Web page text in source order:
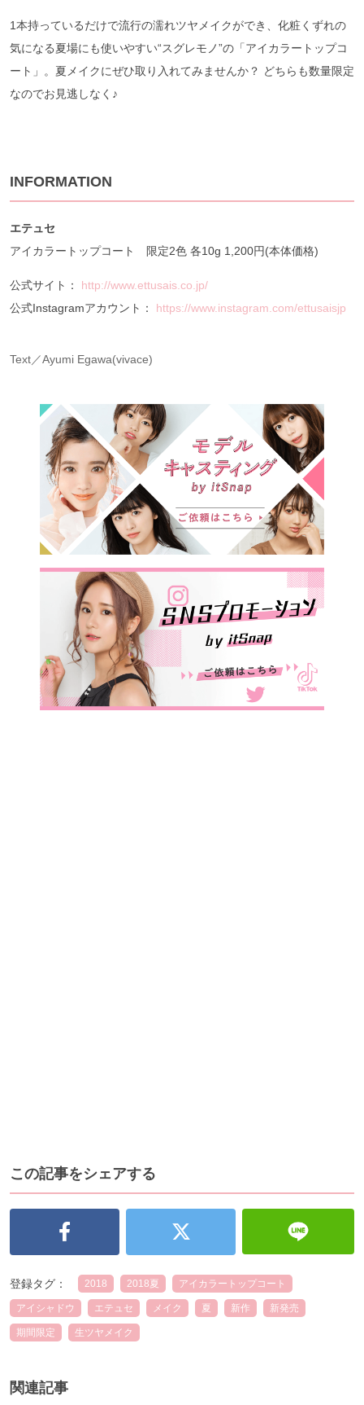
1本持っているだけで流行の濡れツヤメイクができ、化粧くずれの
気になる夏場にも使いやすい“スグレモノ”の「アイカラートップコ
ート」。夏メイクにぜひ取り入れてみませんか？ どちらも数量限定
なのでお見逃しなく♪
INFORMATION
エテュセ
アイカラートップコート 限定2色 各10g 1,200円(本体価格)
公式サイト： http://www.ettusais.co.jp/
公式Instagramアカウント： https://www.instagram.com/ettusaisjp
Text／Ayumi Egawa(vivace)
この記事をシェアする
登録タグ： 2018 2018夏 アイカラートップコート
アイシャドウ エテュセ メイク 夏 新作 新発売
期間限定 生ツヤメイク
関連記事